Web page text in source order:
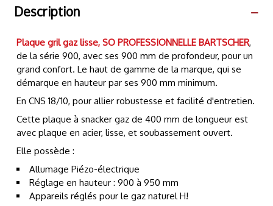
Description
Plaque gril gaz lisse, SO PROFESSIONNELLE BARTSCHER,
de la série 900, avec ses 900 mm de profondeur, pour un
grand confort. Le haut de gamme de la marque, qui se
démarque en hauteur par ses 900 mm minimum.
En CNS 18/10, pour allier robustesse et facilité d'entretien.
Cette plaque à snacker gaz de 400 mm de longueur est
avec plaque en acier, lisse, et soubassement ouvert.
Elle possède :
Allumage Piézo-électrique
Réglage en hauteur : 900 à 950 mm
Appareils réglés pour le gaz naturel H!